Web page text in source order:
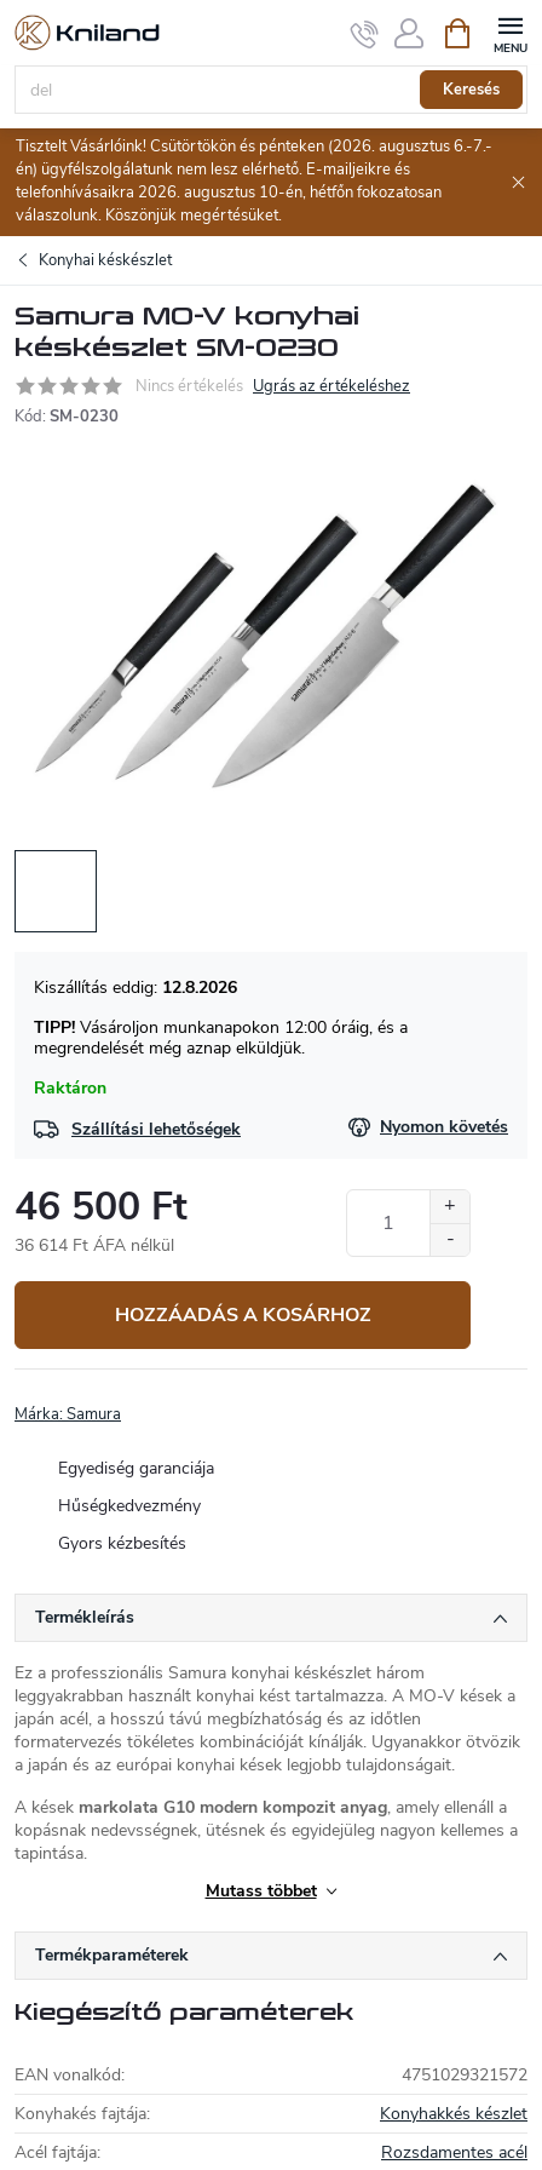
Ugrás
tartalomhoz
Keresés
Tisztelt Vásárlóink! Csütörtökön és pénteken (2026. augusztus 6.-7.-
én) ügyfélszolgálatunk nem lesz elérhető. E-mailjeikre és
telefonhívásaikra 2026. augusztus 10-én, hétfőn fokozatosan
válaszolunk. Köszönjük megértésüket.
Konyhai késkészlet
Samura MO-V konyhai
késkészlet SM-0230
Nincs értékelés Ugrás az értékeléshez
Kód: SM-0230
Raktáron
12.8.2026
TIPP! Vásároljon munkanapokon 12:00 óráig, és a
megrendelését még aznap elküldjük.
Szállítási lehetőségek Nyomon követés
46 500 Ft
36 614 Ft ÁFA nélkül
HOZZÁADÁS A KOSÁRHOZ
Márka:Samura
Egyediség garanciája
Hűségkedvezmény
Gyors kézbesítés
Termékleírás
Ez a professzionális Samura konyhai késkészlet három
leggyakrabban használt konyhai kést tartalmazza. A MO-V kések a
japán acél, a hosszú távú megbízhatóság és az időtlen
formatervezés tökéletes kombinációját kínálják. Ugyanakkor ötvözik
a japán és az európai konyhai kések legjobb tulajdonságait.
A kések markolata G10 modern kompozit anyag, amely ellenáll a
kopásnak nedevsségnek, ütésnek és egyidejüleg nagyon kellemes a
tapintása.
japán AUS-8 rozsdamentes acélból készültek, amely
A készlet tartalma:
- konyhai kés (SM-0085/G-10) - széles és kissé ívelt pengével,
és hatékony szeletelését. Ez a fajta kés nem hiányozhat egyetlen
konyhából sem.
- gyümölcs és zöldségkés (SM-0010/G-10) - 9 cm hosszú pengével,
amelyet kifejezetten zöldségekkel vagy gyümölcsökkel való
Mutass többet
Termékparaméterek
Kiegészítő paraméterek
EAN vonalkód:
4751029321572
Konyhakés fajtája:
Konyhakkés készlet
Acél fajtája:
Rozsdamentes acél